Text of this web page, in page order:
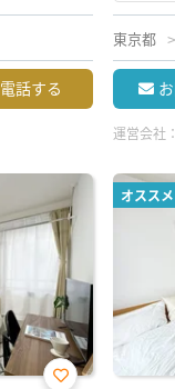
電話する
東京都
運営会社：
オススメ